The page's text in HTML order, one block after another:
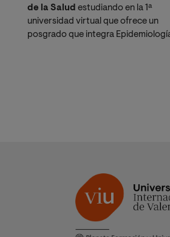
de la Salud estudiando en la 1ª
universidad virtual que ofrece un
posgrado que integra